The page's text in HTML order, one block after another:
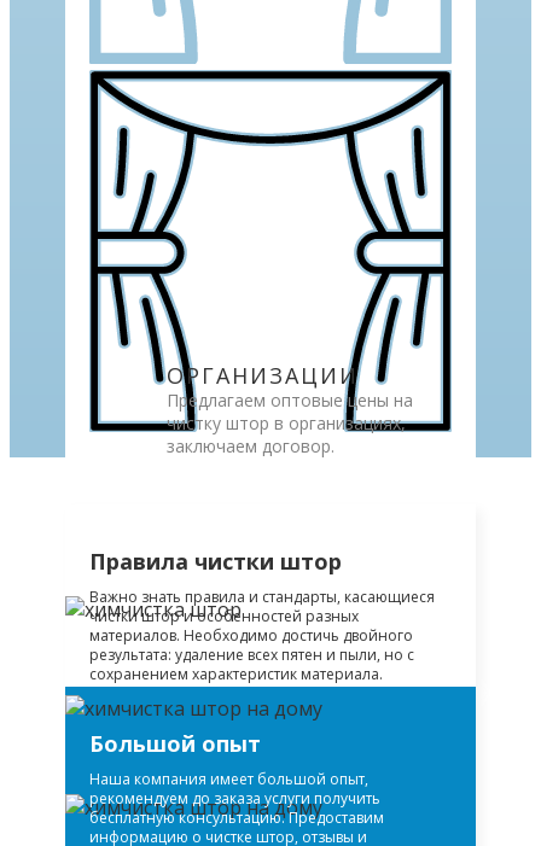
ОРГАНИЗАЦИИ
Предлагаем оптовые цены на
чистку штор в организациях,
заключаем договор.
Правила чистки штор
Важно знать правила и стандарты, касающиеся
чистки штор и особенностей разных
материалов. Необходимо достичь двойного
результата: удаление всех пятен и пыли, но с
сохранением характеристик материала.
Большой опыт
Наша компания имеет большой опыт,
рекомендуем до заказа услуги получить
бесплатную консультацию. Предоставим
информацию о чистке штор, отзывы и